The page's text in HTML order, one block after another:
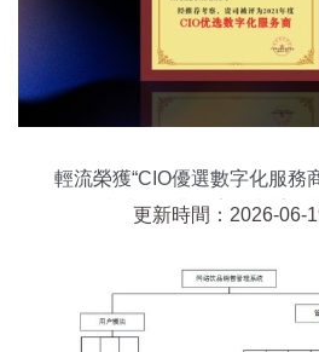
輕流榮獲“CIO優選數字化服務
續賦能行業數字化與計算
更新時間：2026-06-